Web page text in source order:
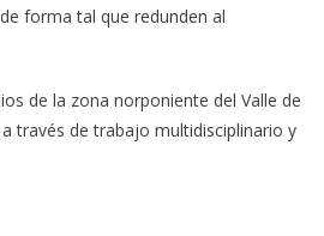
forma tal que redunden al
de la zona norponiente del Valle de
través de trabajo multidisciplinario y